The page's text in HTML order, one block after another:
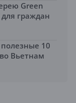
Green
граждан
10
Вьетнам